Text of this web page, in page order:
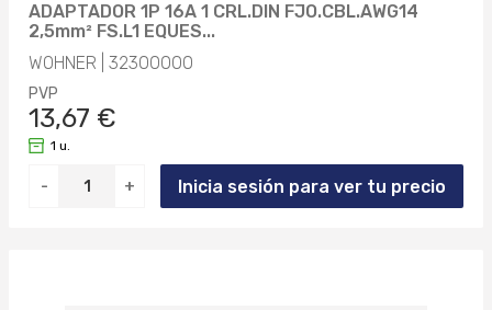
ADAPTADOR 1P 16A 1 CRL.DIN FJO.CBL.AWG14
2,5mm² FS.L1 EQUES...
WOHNER | 32300000
PVP
13,67 €
- +
1 u.
Inicia sesión para ver tu precio